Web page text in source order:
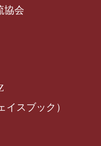
協会
イスブック）